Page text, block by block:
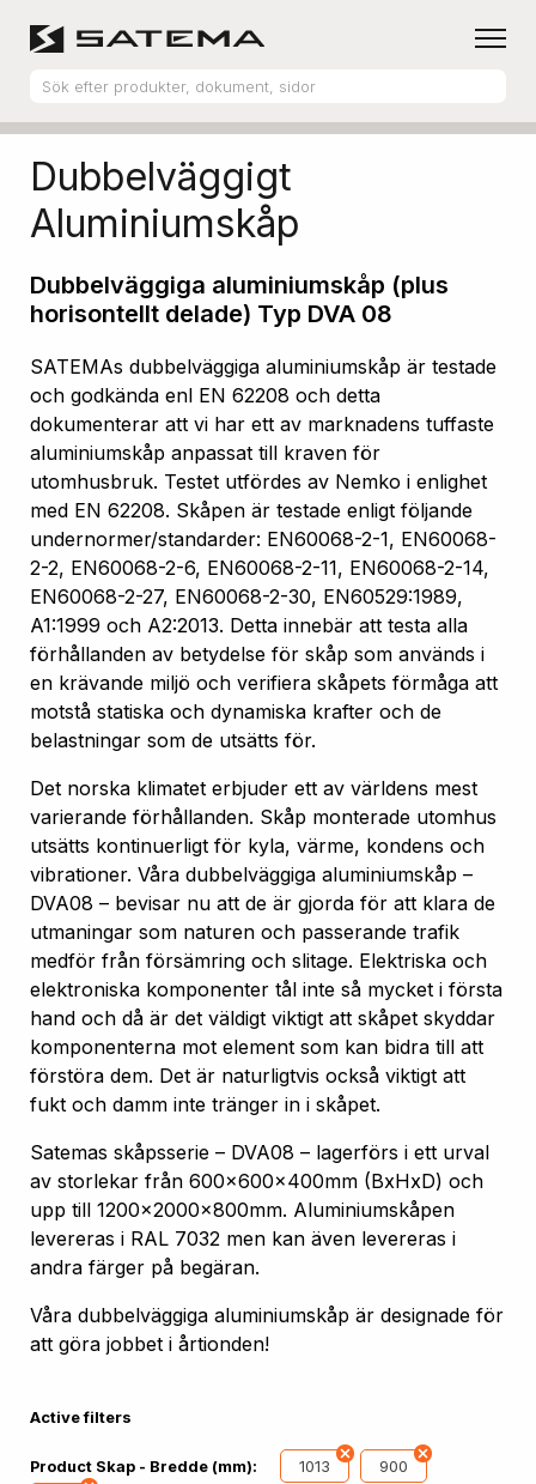
Produktsortiment Aluminiumskåp
Dubbelväggigt
Aluminiumskåp
Dubbelväggiga aluminiumskåp (plus
horisontellt delade) Typ DVA 08
SATEMAs dubbelväggiga aluminiumskåp är testade
och godkända enl EN 62208 och detta
dokumenterar att vi har ett av marknadens tuffaste
aluminiumskåp anpassat till kraven för
utomhusbruk. Testet utfördes av Nemko i enlighet
med EN 62208. Skåpen är testade enligt följande
undernormer/standarder: EN60068-2-1, EN60068-
2-2, EN60068-2-6, EN60068-2-11, EN60068-2-14,
EN60068-2-27, EN60068-2-30, EN60529:1989,
A1:1999 och A2:2013. Detta innebär att testa alla
förhållanden av betydelse för skåp som används i
en krävande miljö och verifiera skåpets förmåga att
motstå statiska och dynamiska krafter och de
belastningar som de utsätts för.
Det norska klimatet erbjuder ett av världens mest
varierande förhållanden. Skåp monterade utomhus
utsätts kontinuerligt för kyla, värme, kondens och
vibrationer. Våra dubbelväggiga aluminiumskåp –
DVA08 – bevisar nu att de är gjorda för att klara de
utmaningar som naturen och passerande trafik
medför från försämring och slitage. Elektriska och
elektroniska komponenter tål inte så mycket i första
hand och då är det väldigt viktigt att skåpet skyddar
komponenterna mot element som kan bidra till att
förstöra dem. Det är naturligtvis också viktigt att
fukt och damm inte tränger in i skåpet.
Satemas skåpsserie – DVA08 – lagerförs i ett urval
av storlekar från 600x600x400mm (BxHxD) och
upp till 1200x2000x800mm. Aluminiumskåpen
levereras i RAL 7032 men kan även levereras i
andra färger på begäran.
Våra dubbelväggiga aluminiumskåp är designade för
att göra jobbet i årtionden!
Active filters
Product Skap - Bredde (mm): 1013
900